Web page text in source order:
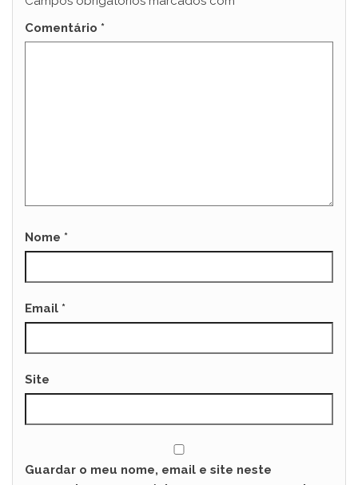
Comentário *
Nome *
Email *
Site
Guardar o meu nome, email e site neste